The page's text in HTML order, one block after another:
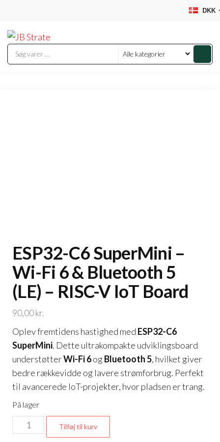
indhold
DKK
Strate
ESP32-C6 SuperMini –
Wi-Fi 6 & Bluetooth 5
(LE) – RISC-V IoT Board
90,00kr.
Oplev fremtidens hastighed med ESP32-C6
SuperMini. Dette ultrakompakte udviklingsboard
understøtterWi-Fi 6og Bluetooth 5, hvilket giver
bedre rækkevidde og lavere strømforbrug. Perfekt
til avancerede IoT-projekter, hvor pladsen er trang.
På lager
ESP32-
C6
Tilføj til kurv